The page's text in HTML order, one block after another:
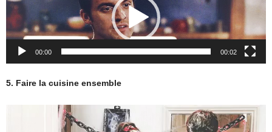
00:00 00:02
5. Faire la cuisine ensemble